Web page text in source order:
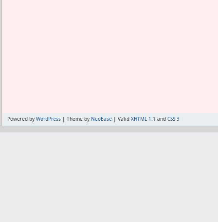
Powered by WordPress | Theme by NeoEase | Valid XHTML 1.1 and CSS 3